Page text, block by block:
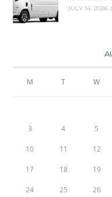
JULY 14, 2026 /
M T W
3 4 5
10 11 12
17 18 19
24 25 26